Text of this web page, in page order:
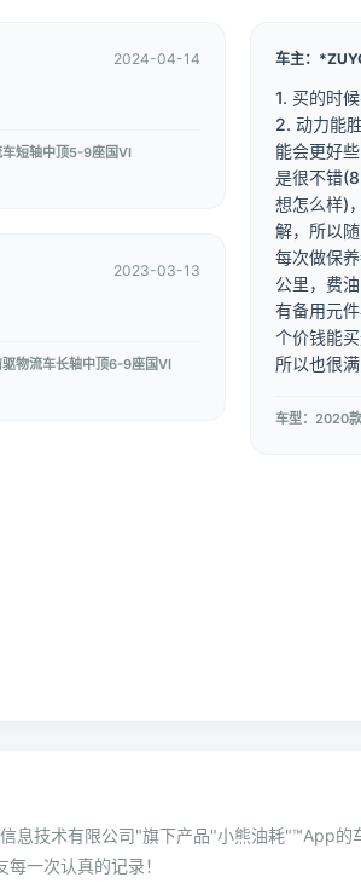
2024-04-14
短轴中顶5-9座国VI
2023-03-13
物流车长轴中顶6-9座国VI
车主：
1. 买的时候考虑的就是空间大、实用，很满意！
2. 动力能胜任吧，满意(如果当时入手2.5排量可
能会更好些，
是很不错
想怎么样)，很满意！
解，所以随意给了
每次做保
公里，费
有备用元件再跑了
个价钱能
所以也很满
车型：2020
息技术有限公司"旗下产品"小熊油耗"™App
一次认真的记录！